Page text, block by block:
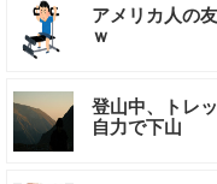
アメリカ人の
ｗ
登山中、トレ
自力で下山